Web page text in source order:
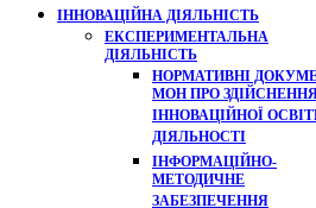
ІННОВАЦІЙНА ДІЯЛЬНІСТЬ
ЕКСПЕРИМЕНТАЛЬНА
ДІЯЛЬНІСТЬ
НОРМАТИВНІ
МОН ПРО
ІННОВАЦІЙНОЇ
ДІЯЛЬНОСТІ
ІНФОРМАЦІЙНО-
МЕТОДИЧНЕ
ЗАБЕЗПЕЧЕННЯ